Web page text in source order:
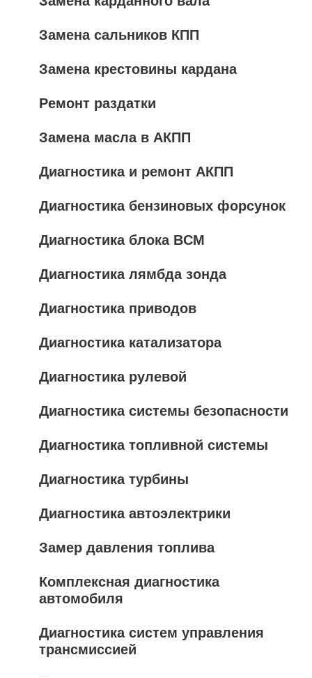
Замена сальников КПП
Замена крестовины кардана
Ремонт раздатки
Замена масла в АКПП
Диагностика и ремонт АКПП
Диагностика бензиновых форсунок
Диагностика блока BCM
Диагностика лямбда зонда
Диагностика приводов
Диагностика катализатора
Диагностика рулевой
Диагностика системы безопасности
Диагностика топливной системы
Диагностика турбины
Диагностика автоэлектрики
Замер давления топлива
Комплексная диагностика
автомобиля
Диагностика систем управления
трансмиссией